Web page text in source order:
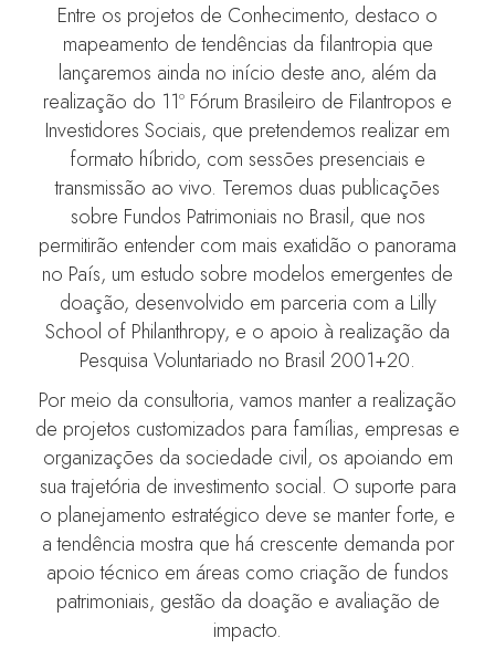
Entre os projetos de Conhecimento, destaco o
mapeamento de tendências da filantropia que
lançaremos ainda no início deste ano, além da
realização do 11º Fórum Brasileiro de Filantropos e
Investidores Sociais, que pretendemos realizar em
formato híbrido, com sessões presenciais e
transmissão ao vivo. Teremos duas publicações
sobre Fundos Patrimoniais no Brasil, que nos
permitirão entender com mais exatidão o panorama
no País, um estudo sobre modelos emergentes de
doação, desenvolvido em parceria com a Lilly
School of Philanthropy, e o apoio à realização da
Pesquisa Voluntariado no Brasil 2001+20.
Por meio da consultoria, vamos manter a realização
de projetos customizados para famílias, empresas e
organizações da sociedade civil, os apoiando em
sua trajetória de investimento social. O suporte para
o planejamento estratégico deve se manter forte, e
a tendência mostra que há crescente demanda por
apoio técnico em áreas como criação de fundos
patrimoniais, gestão da doação e avaliação de
impacto.